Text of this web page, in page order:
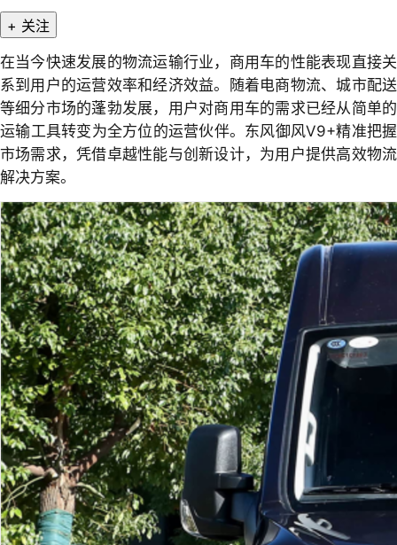
+ 关注
在当今快速发展的物流运输行业，商用车的性能表现直接关
系到用户的运营效率和经济效益。随着电商物流、城市配送
等细分市场的蓬勃发展，用户对商用车的需求已经从简单的
运输工具转变为全方位的运营伙伴。东风御风V9+精准把握
市场需求，凭借卓越性能与创新设计，为用户提供高效物流
解决方案。